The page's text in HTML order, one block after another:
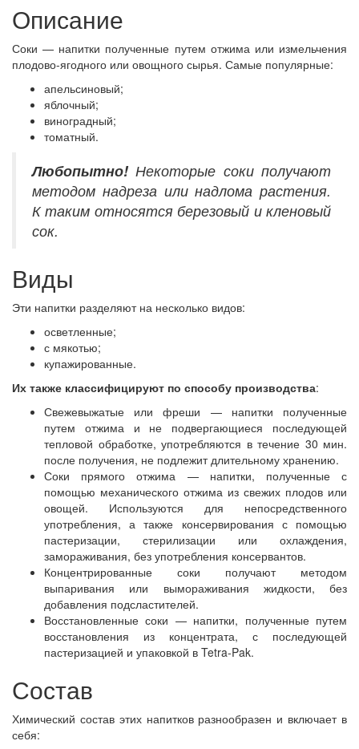
Описание
Соки — напитки полученные путем отжима или измельчения
плодово-ягодного или овощного сырья. Самые популярные:
апельсиновый;
яблочный;
виноградный;
томатный.
Любопытно!Некоторые соки получают
методом надреза или надлома растения.
К таким относятся березовый и кленовый
сок.
Виды
Эти напитки разделяют на несколько видов:
осветленные;
с мякотью;
купажированные.
Их также классифицируют по способу производства:
Свежевыжатые или фреши — напитки полученные
путем отжима и не подвергающиеся последующей
тепловой обработке, употребляются в течение 30 мин.
после получения, не подлежит длительному хранению.
Соки прямого отжима — напитки, полученные с
помощью механического отжима из свежих плодов или
овощей. Используются для непосредственного
употребления, а также консервирования с помощью
пастеризации, стерилизации или охлаждения,
замораживания, без употребления консервантов.
Концентрированные соки получают методом
выпаривания или вымораживания жидкости, без
добавления подсластителей.
Восстановленные соки — напитки, полученные путем
восстановления из концентрата, с последующей
пастеризацией и упаковкой в Tetra-Pak.
Состав
Химический состав этих напитков разнообразен и включает в
себя: